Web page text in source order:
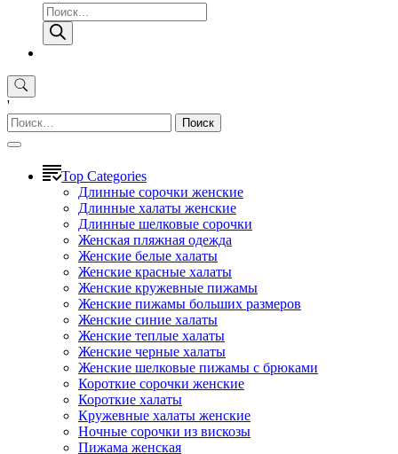
Поиск
товаров
'
Найти:
Top Categories
Длинные сорочки женские
Длинные халаты женские
Длинные шелковые сорочки
Женская пляжная одежда
Женские белые халаты
Женские красные халаты
Женские кружевные пижамы
Женские пижамы больших размеров
Женские синие халаты
Женские теплые халаты
Женские черные халаты
Женские шелковые пижамы с брюками
Короткие сорочки женские
Короткие халаты
Кружевные халаты женские
Ночные сорочки из вискозы
Пижама женская